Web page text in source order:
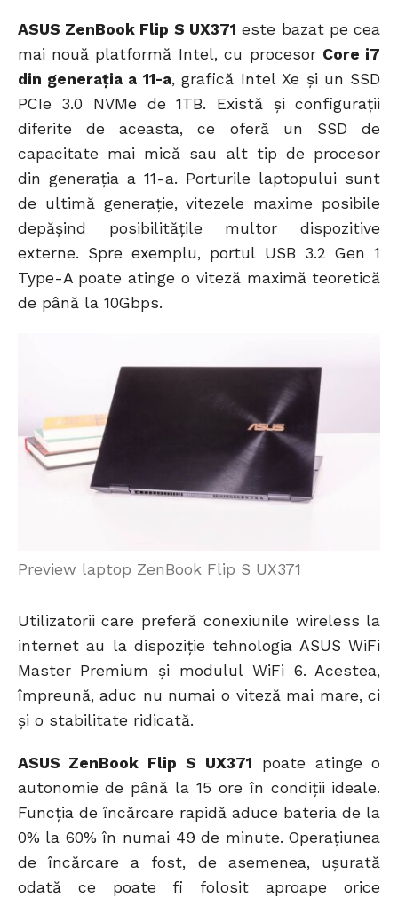
ASUS ZenBook Flip S UX371 este bazat pe cea
mai nouă platformă Intel, cu procesor Core i7
din generația a 11-a, grafică Intel Xe și un SSD
PCIe 3.0 NVMe de 1TB. Există și configurații
diferite de aceasta, ce oferă un SSD de
capacitate mai mică sau alt tip de procesor
din generația a 11-a. Porturile laptopului sunt
de ultimă generație, vitezele maxime posibile
depășind posibilitățile multor dispozitive
externe. Spre exemplu, portul USB 3.2 Gen 1
Type-A poate atinge o viteză maximă teoretică
de până la 10Gbps.
Preview laptop ZenBook Flip S UX371
Utilizatorii care preferă conexiunile wireless la
internet au la dispoziție tehnologia ASUS WiFi
Master Premium și modulul WiFi 6. Acestea,
împreună, aduc nu numai o viteză mai mare, ci
și o stabilitate ridicată.
ASUS ZenBook Flip S UX371 poate atinge o
autonomie de până la 15 ore în condiții ideale.
Funcția de încărcare rapidă aduce bateria de la
0% la 60% în numai 49 de minute. Operațiunea
de încărcare a fost, de asemenea, ușurată
odată ce poate fi folosit aproape orice